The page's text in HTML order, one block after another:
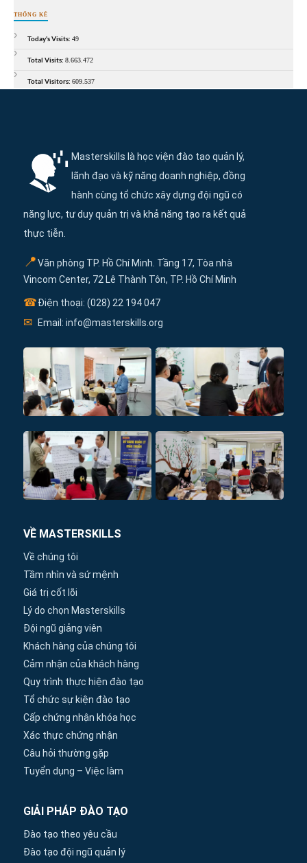
THỐNG KÊ
Today's Visits: 49
Total Visits: 8.663.472
Total Visitors: 609.537
Masterskills là học viện đào tạo quản lý,
lãnh đạo và kỹ năng doanh nghiệp, đồng
hành cùng tổ chức xây dựng đội ngũ có
năng lực, tư duy quản trị và khả năng tạo ra kết quả
thực tiễn.
📍Văn phòng TP. Hồ Chí Minh. Tầng 17, Tòa nhà
Vincom Center, 72 Lê Thành Tôn, TP. Hồ Chí Minh
☎Điện thoại: (028) 22 194 047
✉ Email: info@masterskills.org
VỀ MASTERSKILLS
Về chúng tôi
Tầm nhìn và sứ mệnh
Giá trị cốt lõi
Lý do chọn Masterskills
Đội ngũ giảng viên
Khách hàng của chúng tôi
Cảm nhận của khách hàng
Quy trình thực hiện đào tạo
Tổ chức sự kiện đào tạo
Cấp chứng nhận khóa học
Xác thực chứng nhận
Câu hỏi thường gặp
Tuyển dụng – Việc làm
GIẢI PHÁP ĐÀO TẠO
Đào tạo theo yêu cầu
Đào tạo đội ngũ quản lý